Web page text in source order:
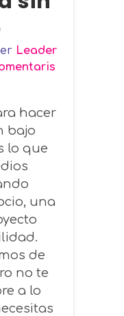
Leader
hacer
bajo
lo que
una
de
no te
a lo